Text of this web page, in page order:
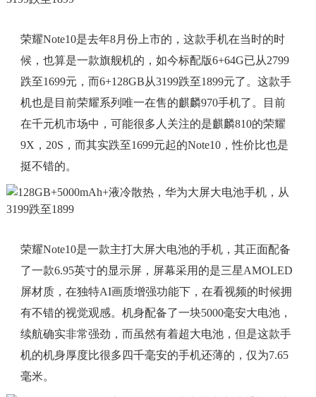
荣耀Note10是去年8月份上市的，这款手机在当时的时
候，也算是一款旗舰机的，如今标配版6+64G已从2799
跌至1699元，而6+128GB从3199跌至1899元了。这款手
机也是目前荣耀系列唯一在售的麒麟970手机了。目前
在千元机市场中，可能很多人关注的是麒麟810的荣耀
9X，20S，而其实跌至1699元起的Note10，性价比也是
挺不错的。
荣耀Note10是一款主打大屏大电池的手机，其正面配备
了一款6.95英寸的显示屏，屏幕采用的是三星AMOLED
屏材质，在独特AI画质增强功能下，在看视频的时候拥
有不错的视觉观感。机身配备了一块5000毫安大电池，
续航确实非常强劲，而虽然有着超大电池，但是这款手
机的机身厚度比很多四千毫安的手机还薄的，仅为7.65
毫米。